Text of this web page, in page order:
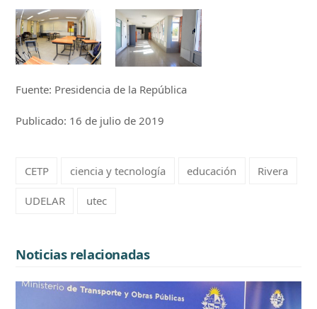
Fuente: Presidencia de la República
Publicado: 16 de julio de 2019
CETP ciencia y tecnología educación Rivera
UDELAR utec
Noticias relacionadas